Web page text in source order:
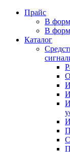
Прайс
В
В
Каталог